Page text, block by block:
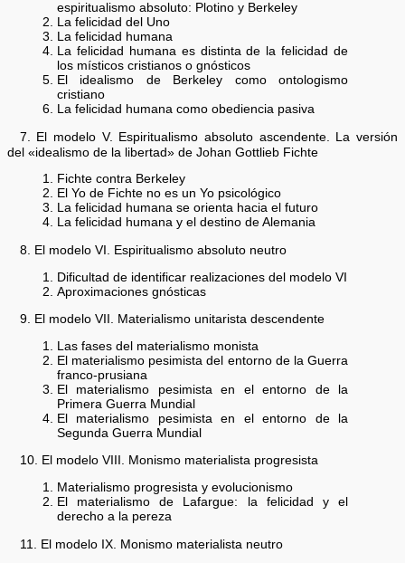
espiritualismo absoluto: Plotino y Berkeley
La felicidad del Uno
La felicidad humana
La felicidad humana es distinta de la felicidad de
los místicos cristianos o gnósticos
El idealismo de Berkeley como ontologismo
cristiano
La felicidad humana como obediencia pasiva
7. El modelo V. Espiritualismo absoluto ascendente. La versión
del «idealismo de la libertad» de Johan Gottlieb Fichte
Fichte contra Berkeley
El Yo de Fichte no es un Yo psicológico
La felicidad humana se orienta hacia el futuro
La felicidad humana y el destino de Alemania
8. El modelo VI. Espiritualismo absoluto neutro
Dificultad de identificar realizaciones del modelo VI
Aproximaciones gnósticas
9. El modelo VII. Materialismo unitarista descendente
Las fases del materialismo monista
El materialismo pesimista del entorno de la Guerra
franco-prusiana
El materialismo pesimista en el entorno de la
Primera Guerra Mundial
El materialismo pesimista en el entorno de la
Segunda Guerra Mundial
10. El modelo VIII. Monismo materialista progresista
Materialismo progresista y evolucionismo
El materialismo de Lafargue: la felicidad y el
derecho a la pereza
11. El modelo IX. Monismo materialista neutro